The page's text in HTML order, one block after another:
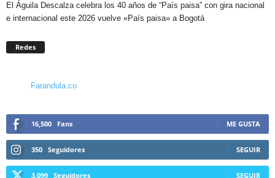
El Águila Descalza celebra los 40 años de “País paisa” con gira nacional
e internacional este 2026 vuelve «País paisa» a Bogotá
Redes
Farandula.co
16,500 Fans ME GUSTA
350 Seguidores SEGUIR
3,099 Seguidores SEGUIR